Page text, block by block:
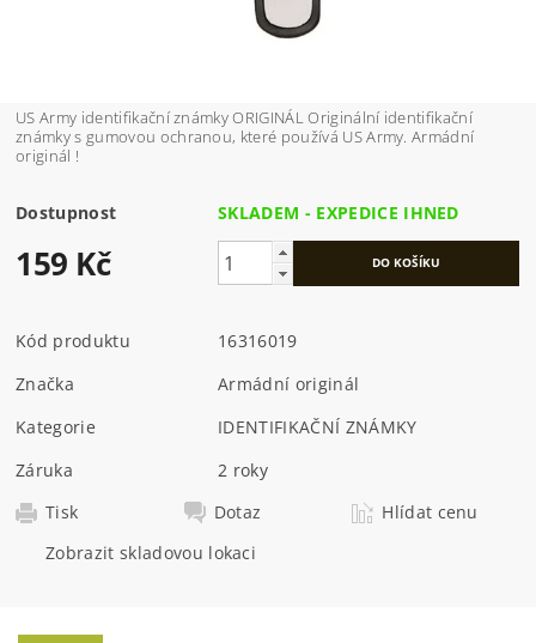
US Army identifikační známky ORIGINÁL Originální identifikační
známky s gumovou ochranou, které používá US Army. Armádní
originál !
Dostupnost SKLADEM - EXPEDICE IHNED
159 Kč
Kód produktu
16316019
Značka
Armádní originál
Kategorie
IDENTIFIKAČNÍ ZNÁMKY
Záruka
2 roky
Tisk
Dotaz
Hlídat cenu
Zobrazit skladovou lokaci